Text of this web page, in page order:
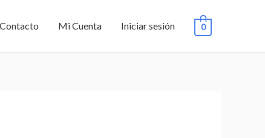
Contacto Mi Cuenta Iniciar sesión 0